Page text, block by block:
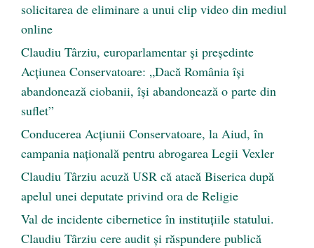
solicitarea de eliminare a unui clip video din mediul
online
Claudiu Târziu, europarlamentar și președinte
Acțiunea Conservatoare: „Dacă România își
abandonează ciobanii, își abandonează o parte din
suflet”
Conducerea Acțiunii Conservatoare, la Aiud, în
campania națională pentru abrogarea Legii Vexler
Claudiu Târziu acuză USR că atacă Biserica după
apelul unei deputate privind ora de Religie
Val de incidente cibernetice în instituțiile statului.
Claudiu Târziu cere audit și răspundere publică